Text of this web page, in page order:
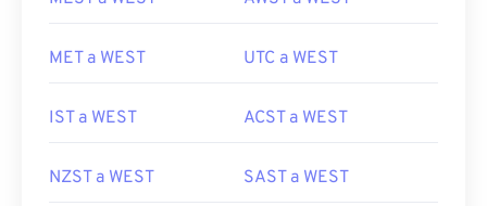
MET a WEST UTC a WEST
IST a WEST ACST a WEST
NZST a WEST SAST a WEST